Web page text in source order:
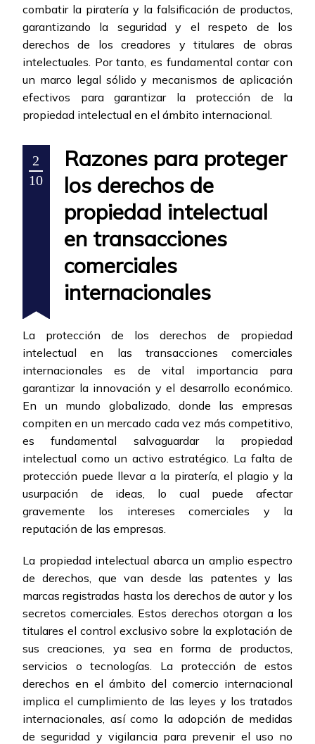
combatir la piratería y la falsificación de productos,
garantizando la seguridad y el respeto de los
derechos de los creadores y titulares de obras
intelectuales. Por tanto, es fundamental contar con
un marco legal sólido y mecanismos de aplicación
efectivos para garantizar la protección de la
propiedad intelectual en el ámbito internacional.
2
10
Razones para proteger
los derechos de
propiedad intelectual
en transacciones
comerciales
internacionales
La protección de los derechos de propiedad
intelectual en las transacciones comerciales
internacionales es de vital importancia para
garantizar la innovación y el desarrollo económico.
En un mundo globalizado, donde las empresas
compiten en un mercado cada vez más competitivo,
es fundamental salvaguardar la propiedad
intelectual como un activo estratégico. La falta de
protección puede llevar a la piratería, el plagio y la
usurpación de ideas, lo cual puede afectar
gravemente los intereses comerciales y la
reputación de las empresas.
La propiedad intelectual abarca un amplio espectro
de derechos, que van desde las patentes y las
marcas registradas hasta los derechos de autor y los
secretos comerciales. Estos derechos otorgan a los
titulares el control exclusivo sobre la explotación de
sus creaciones, ya sea en forma de productos,
servicios o tecnologías. La protección de estos
derechos en el ámbito del comercio internacional
implica el cumplimiento de las leyes y los tratados
internacionales, así como la adopción de medidas
de seguridad y vigilancia para prevenir el uso no